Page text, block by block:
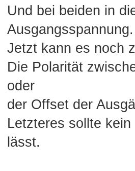
Und bei beiden in
Ausgangsspannung.
Jetzt kann es noch
Die Polarität
oder
der Offset der
Letzteres sollte
lässt.